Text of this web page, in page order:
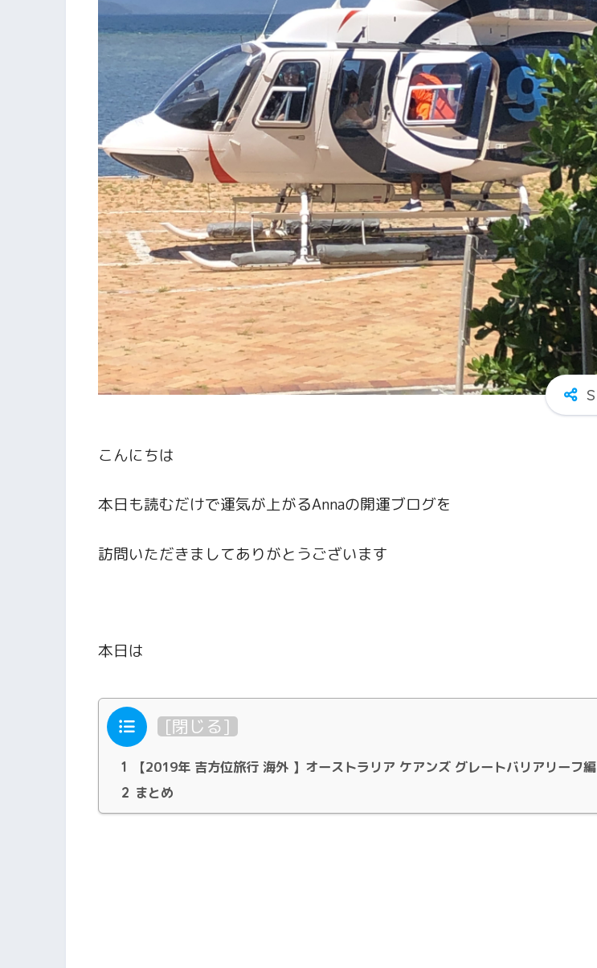
こんにちは
本日も読むだけで運気が上がるAnnaの開運ブログを
訪問いただきましてありがとうございます
本日は
目次 [閉じる]
1
【2019年 吉方位旅行 海外 】オーストラリア ケアンズ グレートバリアリーフ編
2 まとめ